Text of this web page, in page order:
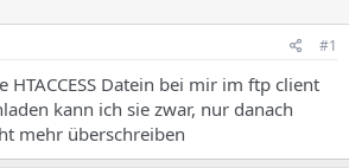
#1
Datein bei mir im ftp client
kann ich sie zwar, nur danach
mehr überschreiben